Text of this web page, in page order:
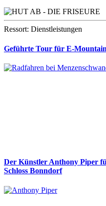
Ressort: Dienstleistungen
Geführte Tour für E-
Der Künstler Anthony Piper
Schloss Bonndorf